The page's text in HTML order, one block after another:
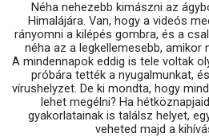
Néha nehezebb kimászni az
Himalájára. Van, hogy a videós
rányomni a kilépés gombra, és a
néha az a legkellemesebb, amikor
A mindennapok eddig is tele voltak
próbára tették a nyugalmunkat,
vírushelyzet. De ki mondta, hogy
lehet megélni? Ha
gyakorlatainak is találsz helyet,
veheted majd a